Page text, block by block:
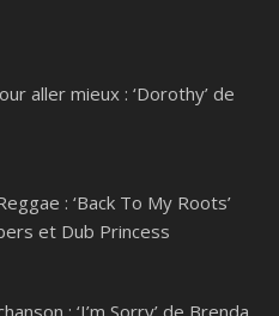
aller mieux : ‘Dorothy’ de
: ‘Back To My Roots’
et Dub Princess